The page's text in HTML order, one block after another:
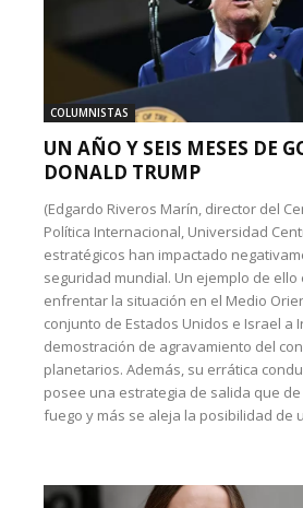
COLUMNISTAS
UN AÑO Y SEIS MESES DE
DONALD TRUMP
(Edgardo Riveros Marín, director del
Política Internacional, Universidad
estratégicos han impactado
seguridad mundial. Un ejemplo de ello
enfrentar la situación en el Medio
conjunto de Estados Unidos e Israel a
demostración de agravamiento del
planetarios. Además, su errática
posee una estrategia de salida que
fuego y más se aleja la posibilidad de